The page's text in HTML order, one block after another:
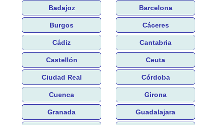
Badajoz Barcelona
Burgos Cáceres
Cádiz Cantabria
Castellón Ceuta
Ciudad Real Córdoba
Cuenca Girona
Granada Guadalajara